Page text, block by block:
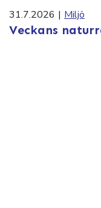
31.7.2026 | Miljö
Veckans